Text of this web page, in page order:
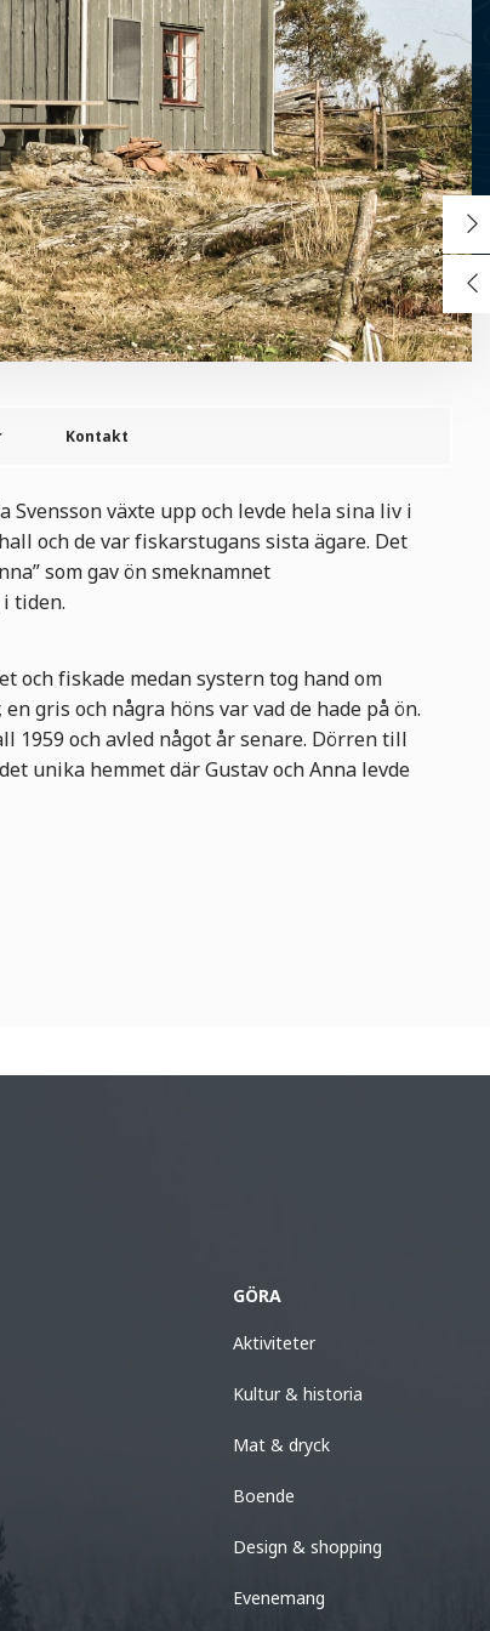
Kontakt
Svensson växte upp och levde hela sina liv i
och de var fiskarstugans sista ägare. Det
som gav ön smeknamnet
i tiden.
och fiskade medan systern tog hand om
gris och några höns var vad de hade på ön.
1959 och avled något år senare. Dörren till
unika hemmet där Gustav och Anna levde
GÖRA
Aktiviteter
Kultur & historia
Mat & dryck
Boende
Design & shopping
Evenemang